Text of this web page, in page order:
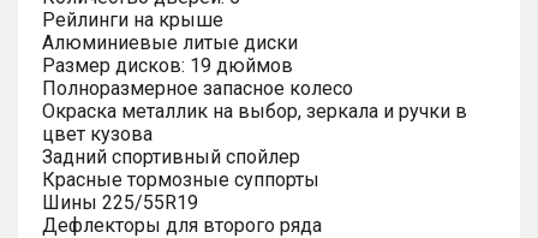
Рейлинги на крыше
Алюминиевые литые диски
Размер дисков: 19 дюймов
Полноразмерное запасное колесо
Окраска металлик на выбор, зеркала и ручки в
цвет кузова
Задний спортивный спойлер
Красные тормозные суппорты
Шины 225/55R19
Дефлекторы для второго ряда